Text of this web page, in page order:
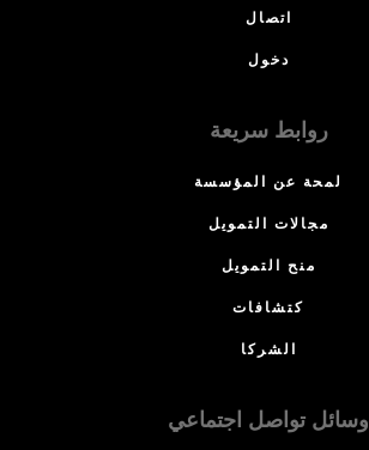
اتصال
دخول
روابط سريعة
لمحة عن المؤسسة
مجالات التمويل
منح التمويل
كتشافات
الشركا
وسائل تواصل اجتماعي